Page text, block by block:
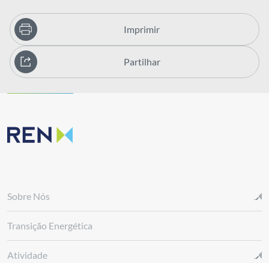
Imprimir
Partilhar
Sobre Nós
Transição Energética
Atividade